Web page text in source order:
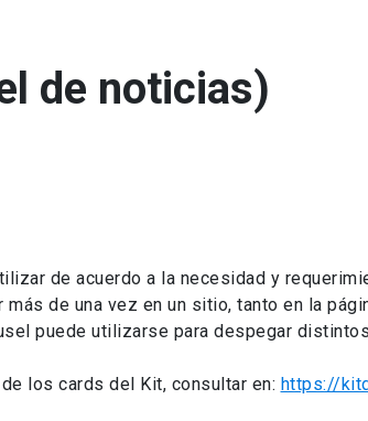
de noticias)
de acuerdo a la necesidad y
de una vez en un sitio, tanto en la
puede utilizarse para despegar
los cards del Kit, consultar en: https://